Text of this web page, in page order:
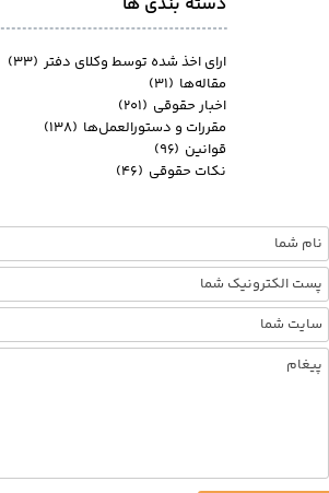
ارای اخذ شده توسط وکلای دفتر (۳۳)
مقاله‌ها (۳۱)
اخبار حقوقی (۲۰۱)
مقررات و دستورالعمل‌ها (۱۳۸)
قوانین (۹۶)
نکات حقوقی (۴۶)